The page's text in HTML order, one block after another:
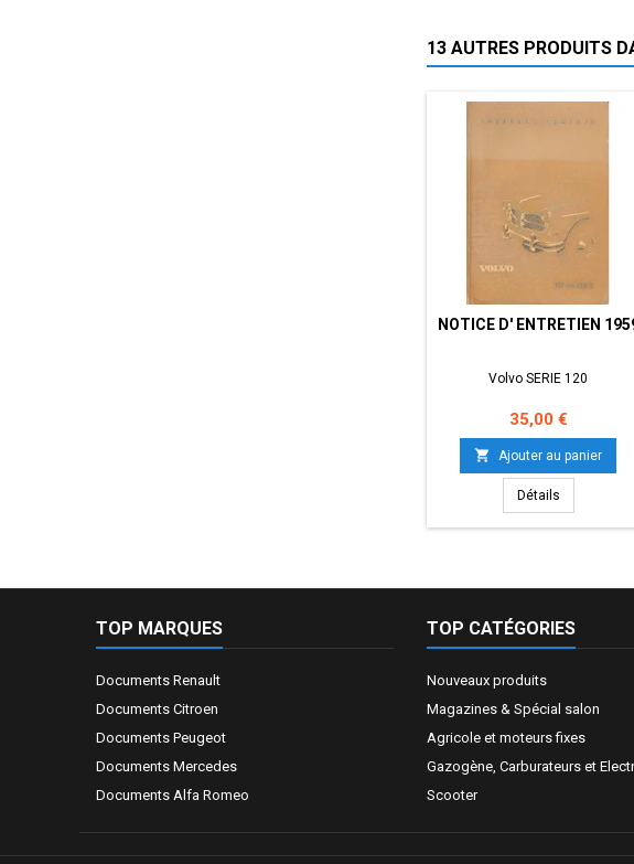
13 AUTRES PRODUITS
NOTICE D' ENTRETIEN
Volvo SERIE 120
Prix
35,00 €
 Ajouter au panier
Détails
TOP MARQUES
Documents Renault
Documents Citroen
Documents Peugeot
Documents Mercedes
Documents Alfa Romeo
TOP CATÉGORIES
Nouveaux produits
Magazines & Spécial salon
Agricole et moteurs fixes
Gazogène, Carburateurs et
Scooter